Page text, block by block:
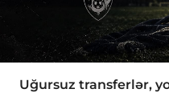
Uğursuz transferlər,